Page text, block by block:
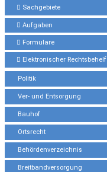
Sachgebiete
Aufgaben
Formulare
Elektronischer Rechtsbehelf
Politik
Ver- und Entsorgung
Bauhof
Ortsrecht
Behördenverzeichnis
Breitbandversorgung